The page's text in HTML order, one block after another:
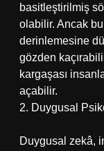
basitleştirilmiş
olabilir. Ancak
derinlemesine
gözden
kargaşası
açabilir.
2. Duygusal
Duygusal zekâ,